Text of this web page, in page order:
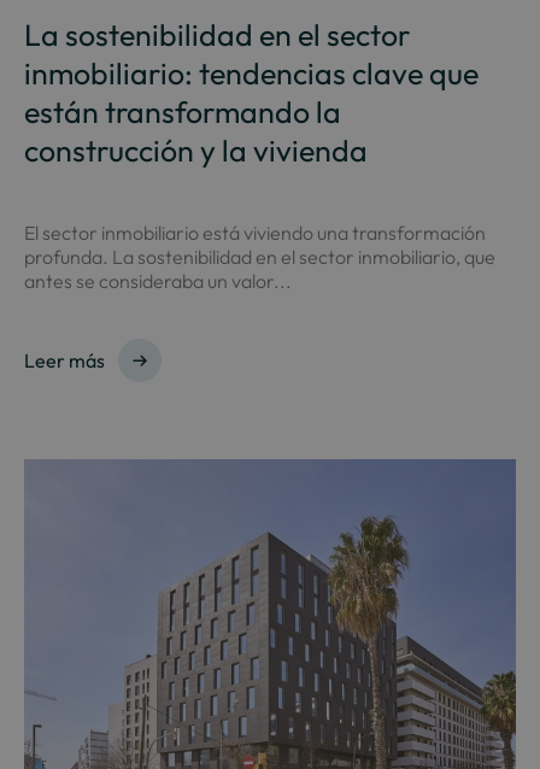
La sostenibilidad en el sector
inmobiliario: tendencias clave que
están transformando la
construcción y la vivienda
El sector inmobiliario está viviendo una transformación
profunda. La sostenibilidad en el sector inmobiliario, que
antes se consideraba un valor...
Leer más